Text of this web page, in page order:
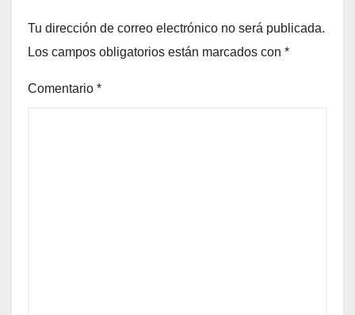
Tu dirección de correo electrónico no será publicada.
Los campos obligatorios están marcados con *
Comentario *